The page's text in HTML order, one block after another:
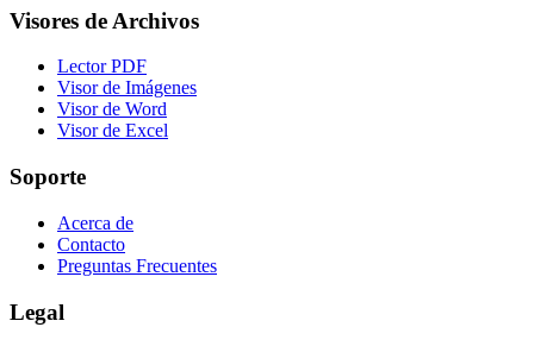
Visores de Archivos
Lector PDF
Visor de Imágenes
Visor de Word
Visor de Excel
Soporte
Acerca de
Contacto
Preguntas Frecuentes
Legal